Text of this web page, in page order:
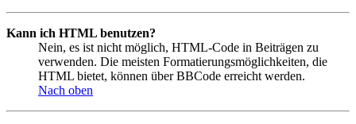
Kann ich HTML benutzen?
Nein, es ist nicht möglich, HTML-Code in Beiträgen zu
verwenden. Die meisten Formatierungsmöglichkeiten, die
HTML bietet, können über BBCode erreicht werden.
Nach oben